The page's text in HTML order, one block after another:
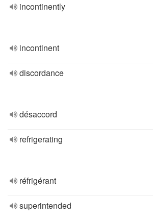
incontinently
incontinent
discordance
désaccord
refrigerating
réfrigérant
superintended